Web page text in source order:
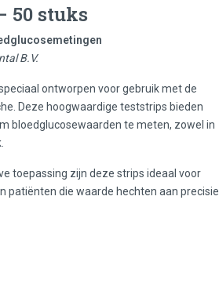
50 stuks
B.V.
ontworpen voor gebruik met de
Deze hoogwaardige teststrips bieden
bloedglucosewaarden te meten, zowel in
toepassing zijn deze strips ideaal voor
patiënten die waarde hechten aan precisie